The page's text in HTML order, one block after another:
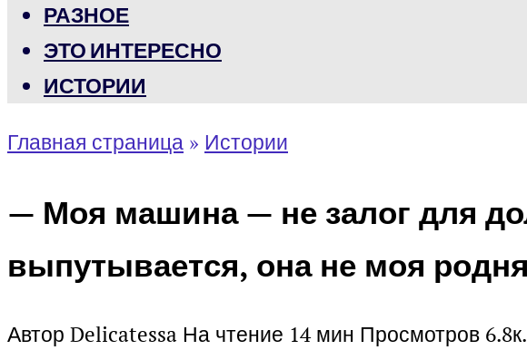
РАЗНОЕ
ЭТО ИНТЕРЕСНО
ИСТОРИИ
Главная страница » Истории
— Моя машина — не залог для
выпутывается, она не моя
Автор Delicatessa На чтение 14 мин Просмотров 6.8к.